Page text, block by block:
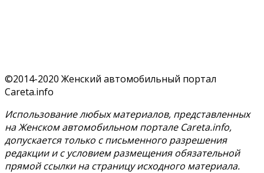
©2014-2020 Женский автомобильный портал
Careta.info
Использование любых материалов, представленных
на Женском автомобильном портале Careta.info,
допускается только с письменного разрешения
редакции и с условием размещения обязательной
прямой ссылки на страницу исходного материала.